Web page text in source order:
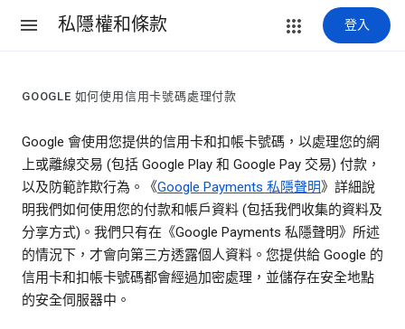
私隱權和條款 登入
GOOGLE 如何使用信用卡號碼處理付款
Google 會使用您提供的信用卡和扣帳卡號碼，以處理您的網
上或離線交易 (包括 Google Play 和 Google Pay 交易) 付款，
以及防範詐欺行為。《Google Payments 私隱聲明》詳細說
明我們如何使用您的付款和帳戶資料 (包括我們收集的資料及
分享方式)。我們只有在《Google Payments 私隱聲明》所述
的情況下，才會向第三方透露個人資料。您提供給 Google 的
信用卡和扣帳卡號碼都會經過加密處理，並儲存在安全地點
的安全伺服器中。